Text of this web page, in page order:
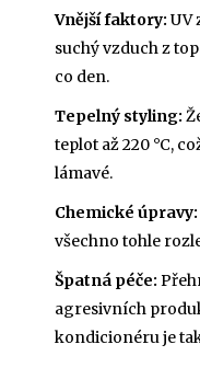
Vnější faktory: UV
suchý vzduch z
co den.
Tepelný styling:
teplot až 220 °C,
lámavé.
Chemické úpravy:
všechno tohle
Špatná péče:
agresivních
kondicionéru je